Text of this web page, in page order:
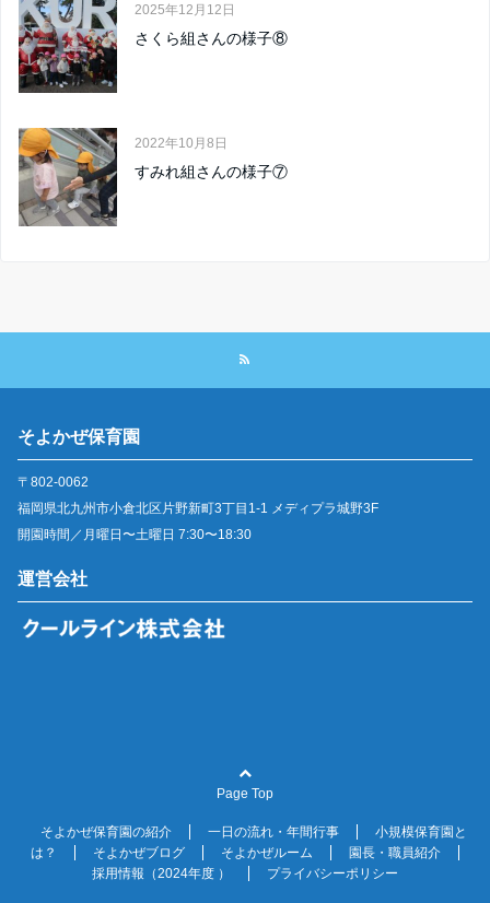
2025年12月12日
さくら組さんの様子⑧
2022年10月8日
すみれ組さんの様子⑦
そよかぜ保育園
〒802-0062
福岡県北九州市小倉北区片野新町3丁目1-1 メディプラ城野3F
開園時間／月曜日〜土曜日 7:30〜18:30
運営会社
Page Top
そよかぜ保育園の紹介 一日の流れ・年間行事
小規模保育園と
は？
そよかぜブログ そよかぜルーム
園長・職員紹介
採用情報（2024年度 ）
プライバシーポリシー